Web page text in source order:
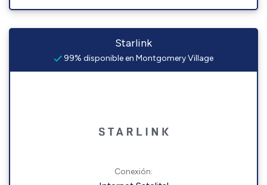
Starlink
99% disponible en Montgomery Village
Conexión: